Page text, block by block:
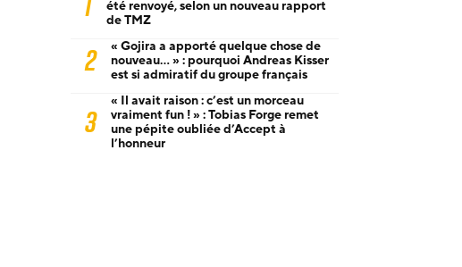
été renvoyé, selon un nouveau rapport
de TMZ
2
« Gojira a apporté quelque chose de
nouveau… » : pourquoi Andreas Kisser
est si admiratif du groupe français
3
« Il avait raison : c’est un morceau
vraiment fun ! » : Tobias Forge remet
une pépite oubliée d’Accept à
l’honneur